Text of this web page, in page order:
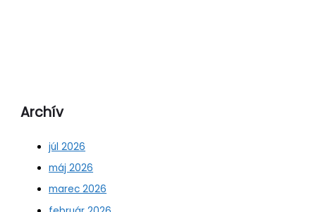
Archív
júl 2026
máj 2026
marec 2026